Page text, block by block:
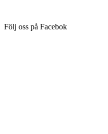
Följ oss på Facebok